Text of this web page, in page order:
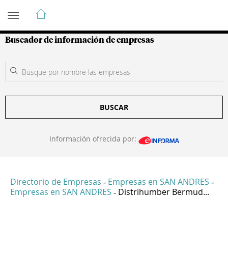
Guía de Empresas Colombianas
Buscador de información de empresas
BUSCAR
Información ofrecida por:
Directorio de Empresas - Empresas en SAN ANDRES -
Empresas en SAN ANDRES - Distrihumber Bermud...